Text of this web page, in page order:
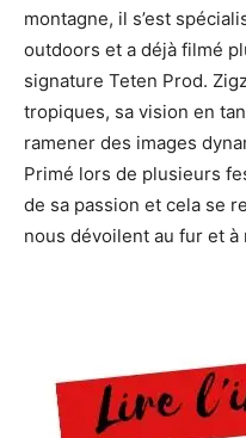
montagne, il s’est
outdoors et a déjà filmé
signature Teten Prod.
tropiques, sa vision en
ramener des images
Primé lors de plusieurs
de sa passion et cela se
nous dévoilent au fur et